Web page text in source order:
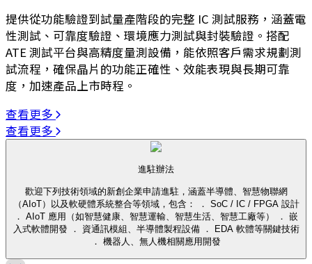
提供從功能驗證到試量產階段的完整 IC 測試服務，涵蓋電
性測試、可靠度驗證、環境應力測試與封裝驗證。搭配
ATE 測試平台與高精度量測設備，能依照客戶需求規劃測
試流程，確保晶片的功能正確性、效能表現與長期可靠
度，加速產品上市時程。
查看更多
查看更多
進駐辦法
歡迎下列技術領域的新創企業申請進駐，涵蓋半導體、智慧物聯網
（AIoT）以及軟硬體系統整合等領域，包含： ． SoC / IC / FPGA 設計
． AIoT 應用（如智慧健康、智慧運輸、智慧生活、智慧工廠等） ． 嵌
入式軟體開發 ． 資通訊模組、半導體製程設備 ． EDA 軟體等關鍵技術
． 機器人、無人機相關應用開發